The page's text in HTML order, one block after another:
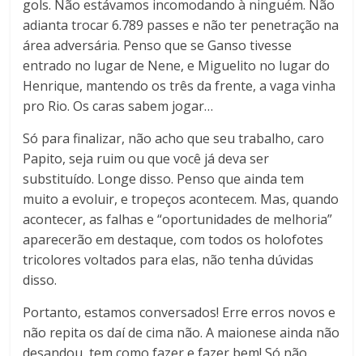
gols. Não estávamos incomodando à ninguém. Não
adianta trocar 6.789 passes e não ter penetração na
área adversária. Penso que se Ganso tivesse
entrado no lugar de Nene, e Miguelito no lugar do
Henrique, mantendo os três da frente, a vaga vinha
pro Rio. Os caras sabem jogar…
Só para finalizar, não acho que seu trabalho, caro
Papito, seja ruim ou que você já deva ser
substituído. Longe disso. Penso que ainda tem
muito a evoluir, e tropeços acontecem. Mas, quando
acontecer, as falhas e “oportunidades de melhoria”
aparecerão em destaque, com todos os holofotes
tricolores voltados para elas, não tenha dúvidas
disso.
Portanto, estamos conversados! Erre erros novos e
não repita os daí de cima não. A maionese ainda não